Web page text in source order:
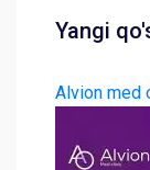
Yangi
Alvion med